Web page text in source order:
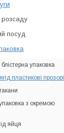
розсаду
посуд
упаковка
пластикові прозорі
з окремою
яйця